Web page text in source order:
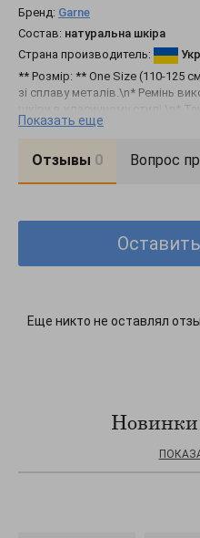
Бренд: Garne
Состав: натуральна шкіра
Страна производитель:
** Розмір: ** One Size (110-125
зі сплаву металів.\n* Ремінь
шкіри в класичному стилі.\n*
подарунком, який нагадуватиме
фарбами, тому такий ремінь не
Показать еще
Отзывы 0 Вопрос
Еще никто не оставлял
Новинки